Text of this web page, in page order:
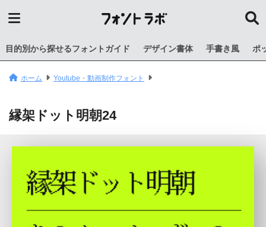
目的別から探せるフォントガイド デザイン書体 手書き風 ポ
ホーム Youtube・動画制作フォント
縁架ドット明朝24